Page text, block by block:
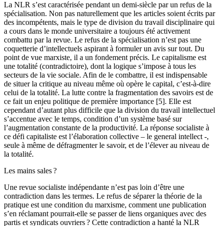
La NLR s’est caractérisée pendant un demi-siècle par un refus de la
spécialisation. Non pas naturellement que les articles soient écrits par
des incompétents, mais le type de division du travail disciplinaire qui
a cours dans le monde universitaire a toujours été activement
combattu par la revue. Le refus de la spécialisation n’est pas une
coquetterie d’intellectuels aspirant à formuler un avis sur tout. Du
point de vue marxiste, il a un fondement précis. Le capitalisme est
une totalité (contradictoire), dont la logique s’impose à tous les
secteurs de la vie sociale. Afin de le combattre, il est indispensable
de situer la critique au niveau même où opère le capital, c’est-à-dire
celui de la totalité. La lutte contre la fragmentation des savoirs est de
ce fait un enjeu politique de première importance [5]. Elle est
cependant d’autant plus difficile que la division du travail intellectuel
s’accentue avec le temps, condition d’un système basé sur
l’augmentation constante de la productivité. La réponse socialiste à
ce défi capitaliste est l’élaboration collective – le general intellect -,
seule à même de défragmenter le savoir, et de l’élever au niveau de
la totalité.
Les mains sales ?
Une revue socialiste indépendante n’est pas loin d’être une
contradiction dans les termes. Le refus de séparer la théorie de la
pratique est une condition du marxisme, comment une publication
s’en réclamant pourrait-elle se passer de liens organiques avec des
partis et syndicats ouvriers ? Cette contradiction a hanté la NLR